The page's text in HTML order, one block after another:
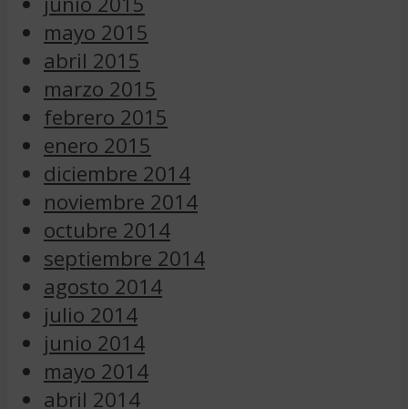
mayo 2015
abril 2015
marzo 2015
febrero 2015
enero 2015
diciembre 2014
noviembre 2014
octubre 2014
septiembre 2014
agosto 2014
julio 2014
junio 2014
mayo 2014
abril 2014